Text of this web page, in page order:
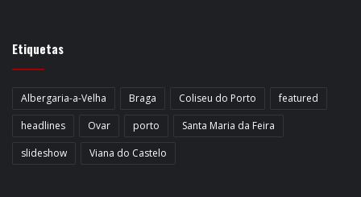
Etiquetas
Albergaria-a-Velha Braga Coliseu do Porto
featured
headlines
Ovar porto
Santa Maria da Feira
slideshow
Viana do Castelo